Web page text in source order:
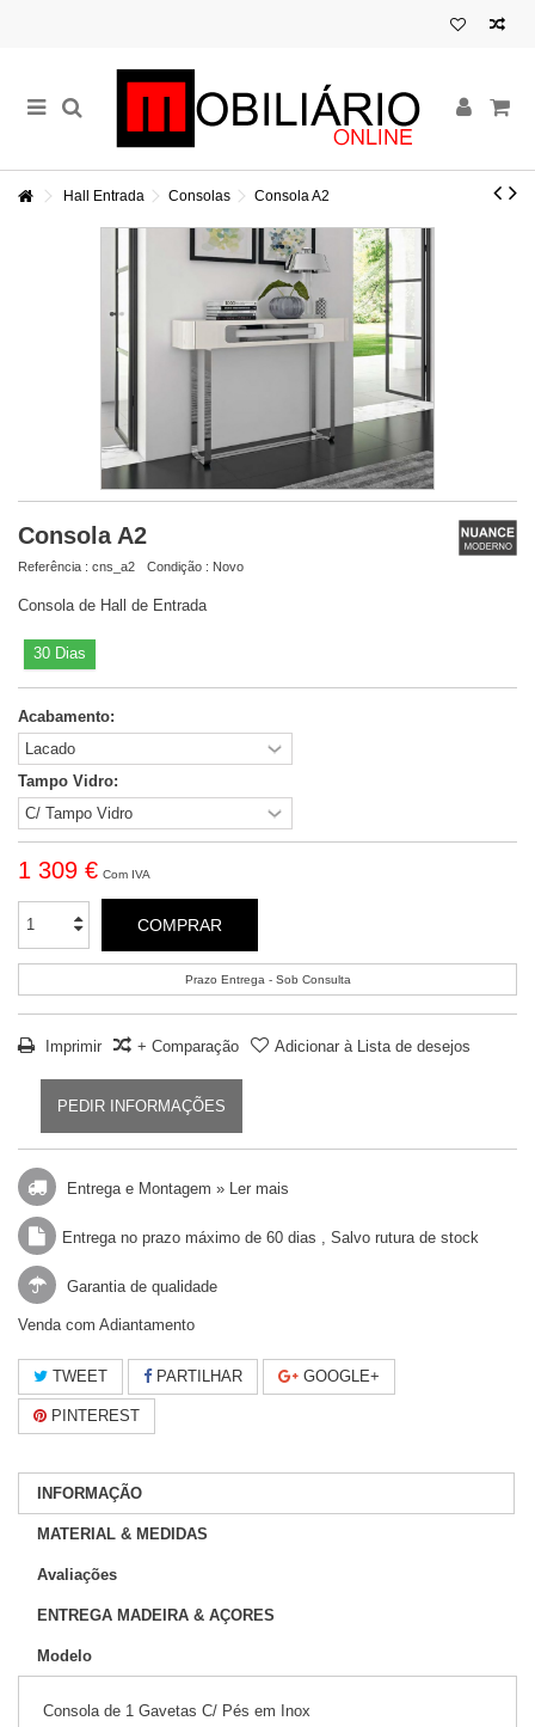
Hall Entrada Consolas Consola A2
Consola A2
Referência : cns_a2 Condição : Novo
Consola de Hall de Entrada
30 Dias
Acabamento:
Tampo Vidro:
1 309 € Com IVA
COMPRAR
Prazo Entrega - Sob Consulta
Imprimir + Comparação Adicionar à Lista de desejos
PEDIR INFORMAÇÕES
Entrega e Montagem » Ler mais
Entrega no prazo máximo de 60 dias , Salvo rutura de stock
Garantia de qualidade
Venda com Adiantamento
TWEET PARTILHAR GOOGLE+
PINTEREST
INFORMAÇÃO
MATERIAL & MEDIDAS
Avaliações
ENTREGA MADEIRA & AÇORES
Modelo
Consola de 1 Gavetas C/ Pés em Inox